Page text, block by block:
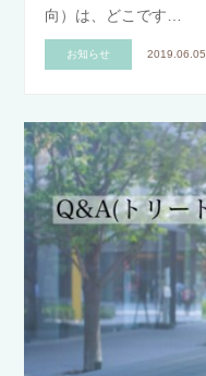
向）は、どこです…
お知らせ 2019.06.05